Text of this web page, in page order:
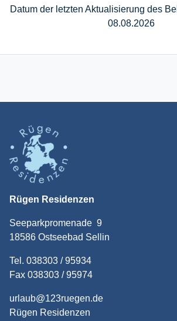
Datum der letzten Aktualisierung des
08.08.2026
Rügen Residenzen
Seeparkpromenade 9
18586 Ostseebad Sellin
Tel. 038303 / 95934
Fax 038303 / 95974
urlaub@123ruegen.de
Rügen Residenzen